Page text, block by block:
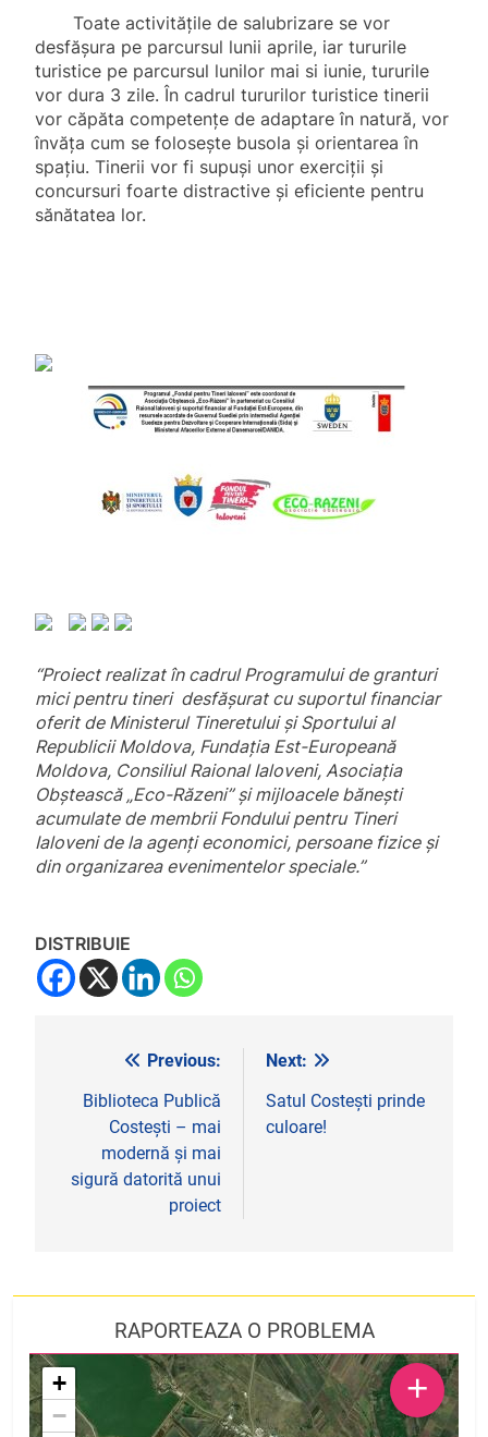
Toate activitățile de salubrizare se vor
desfășura pe parcursul lunii aprile, iar tururile
turistice pe parcursul lunilor mai si iunie, tururile
vor dura 3 zile. În cadrul tururilor turistice tinerii
vor căpăta competențe de adaptare în natură, vor
învăța cum se folosește busola și orientarea în
spațiu. Tinerii vor fi supuși unor exerciții și
concursuri foarte distractive și eficiente pentru
sănătatea lor.
“Proiect realizat în cadrul Programului de granturi
mici pentru tineri desfăşurat cu suportul financiar
oferit de Ministerul Tineretului și Sportului al
Republicii Moldova, Fundaţia Est-Europeană
Moldova, Consiliul Raional Ialoveni, Asociaţia
Obştească „Eco-Răzeni” şi mijloacele băneşti
acumulate de membrii Fondului pentru Tineri
Ialoveni de la agenţi economici, persoane fizice şi
din organizarea evenimentelor speciale.”
DISTRIBUIE
Navigare
articole
Previous:
Biblioteca Publică
Costești – mai
modernă și mai
sigură datorită unui
proiect
Next:
Satul Costești prinde
culoare!
RAPORTEAZA O PROBLEMA
+
−
+